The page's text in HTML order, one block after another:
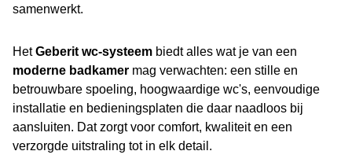
samenwerkt.
HetGeberit wc‑systeem biedt alles wat je van een
moderne badkamer mag verwachten: een stille en
betrouwbare spoeling, hoogwaardige wc's, eenvoudige
installatie en bedieningsplaten die daar naadloos bij
aansluiten. Dat zorgt voor comfort, kwaliteit en een
verzorgde uitstraling tot in elk detail.